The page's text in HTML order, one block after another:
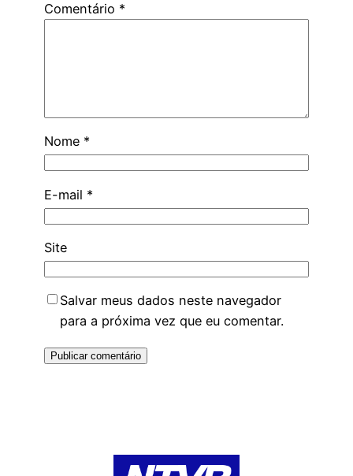
Comentário *
Nome *
E-mail *
Site
Salvar meus dados neste navegador
para a próxima vez que eu comentar.